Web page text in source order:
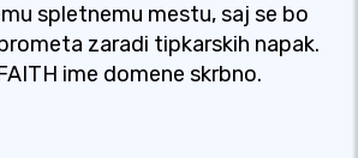
spletnemu mestu, saj se bo
zaradi tipkarskih napak.
ime domene skrbno.